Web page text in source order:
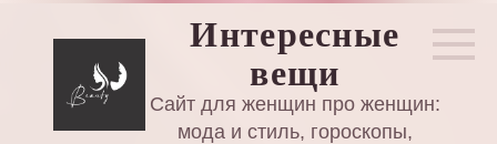
Интересные
вещи
Сайт для женщин про женщин:
мода и стиль, гороскопы,